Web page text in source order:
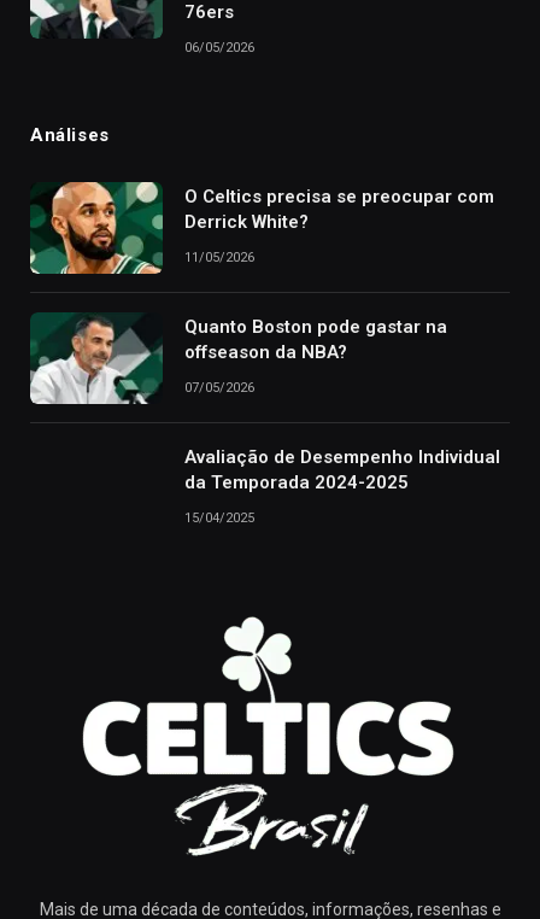
76ers
06/05/2026
Análises
O Celtics precisa se preocupar com
Derrick White?
11/05/2026
Quanto Boston pode gastar na
offseason da NBA?
07/05/2026
Avaliação de Desempenho Individual
da Temporada 2024-2025
15/04/2025
Mais de uma década de conteúdos, informações, resenhas e